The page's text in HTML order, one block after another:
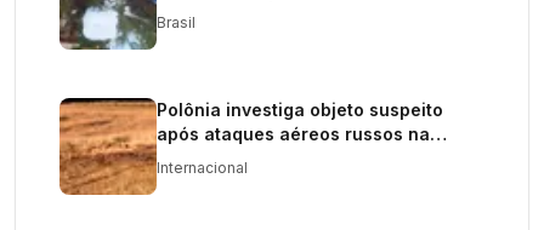
Brasil
Polônia investiga objeto suspeito
após ataques aéreos russos na
Ucrânia
Internacional